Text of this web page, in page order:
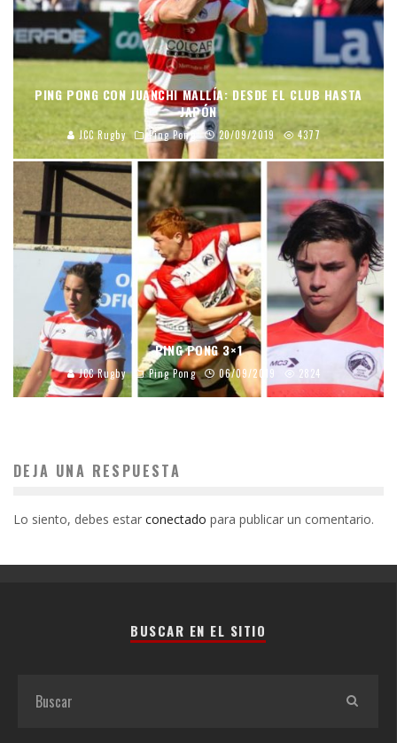
PING PONG CON JUANCHI MALLÍA: DESDE EL CLUB HASTA
JAPÓN
JCC Rugby Ping Pong 20/09/2019 4377
PING PONG 3×1
JCC Rugby Ping Pong 06/09/2019 2824
DEJA UNA RESPUESTA
Lo siento, debes estar conectado para publicar un comentario.
BUSCAR EN EL SITIO